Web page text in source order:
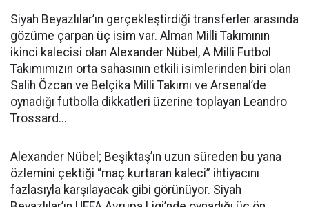
Siyah Beyazlılar’ın gerçekleştirdiği transferler arasında
gözüme çarpan üç isim var. Alman Milli Takımının
ikinci kalecisi olan Alexander Nübel, A Milli Futbol
Takımımızın orta sahasının etkili isimlerinden biri olan
Salih Özcan ve Belçika Milli Takımı ve Arsenal’de
oynadığı futbolla dikkatleri üzerine toplayan Leandro
Trossard...
Alexander Nübel; Beşiktaş’ın uzun süreden bu yana
özlemini çektiği “maç kurtaran kaleci” ihtiyacını
fazlasıyla karşılayacak gibi görünüyor. Siyah